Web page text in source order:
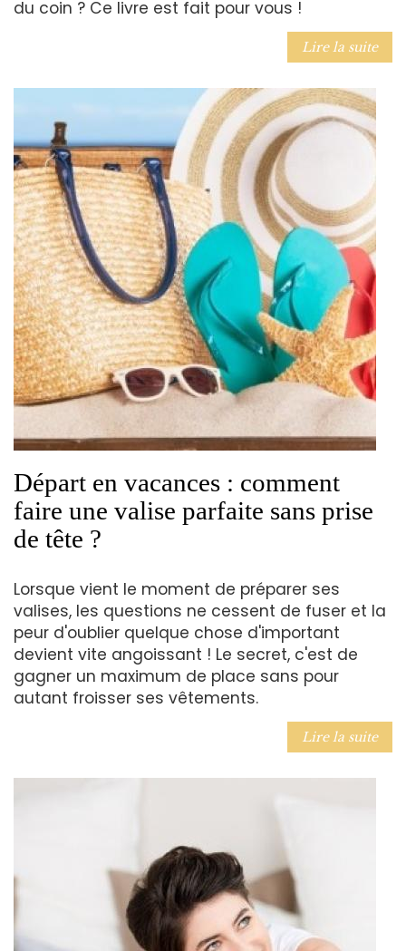
du coin ? Ce livre est fait pour vous !
Lire la suite
Départ en vacances : comment
faire une valise parfaite sans prise
de tête ?
Lorsque vient le moment de préparer ses
valises, les questions ne cessent de fuser et la
peur d'oublier quelque chose d'important
devient vite angoissant ! Le secret, c'est de
gagner un maximum de place sans pour
autant froisser ses vêtements.
Lire la suite